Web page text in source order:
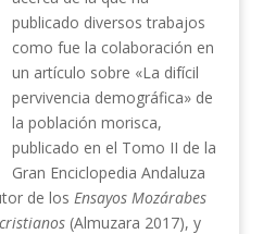
publicado diversos trabajos
como fue la colaboración en
un artículo sobre «La difícil
pervivencia demográfica» de
la población morisca,
publicado en el Tomo II de la
Gran Enciclopedia Andaluza
de los Ensayos Mozárabes
(Almuzara 2017), y